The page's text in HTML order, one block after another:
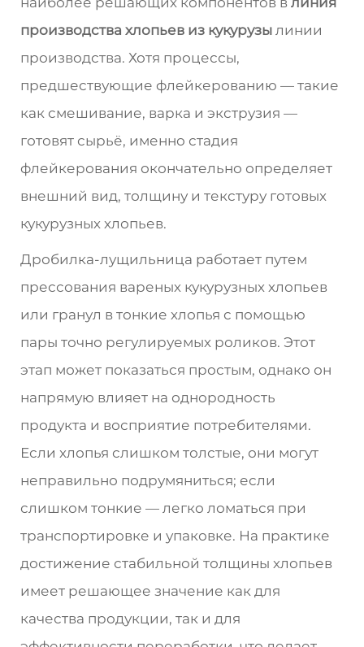
производства хлопьев из кукурузы линии
производства. Хотя процессы,
предшествующие флейкерованию — такие
как смешивание, варка и экструзия —
готовят сырьё, именно стадия
флейкерования окончательно определяет
внешний вид, толщину и текстуру готовых
кукурузных хлопьев.
Дробилка-лущильница работает путем
прессования вареных кукурузных хлопьев
или гранул в тонкие хлопья с помощью
пары точно регулируемых роликов. Этот
этап может показаться простым, однако он
напрямую влияет на однородность
продукта и восприятие потребителями.
Если хлопья слишком толстые, они могут
неправильно подрумяниться; если
слишком тонкие — легко ломаться при
транспортировке и упаковке. На практике
достижение стабильной толщины хлопьев
имеет решающее значение как для
качества продукции, так и для